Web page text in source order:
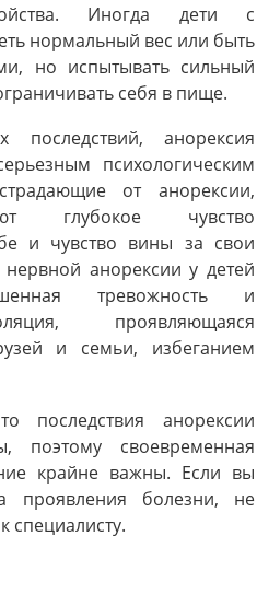
Иногда дети с
нормальный вес или быть
но испытывать сильный
себя в пище.
последствий, анорексия
психологическим
от анорексии,
глубокое чувство
и чувство вины за свои
анорексии у детей
тревожность и
проявляющаяся
и семьи, избеганием
последствия анорексии
поэтому своевременная
крайне важны. Если вы
проявления болезни, не
специалисту.